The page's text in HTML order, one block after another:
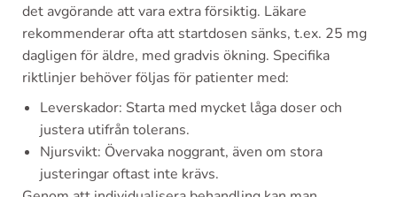
det avgörande att vara extra försiktig. Läkare
rekommenderar ofta att startdosen sänks, t.ex. 25 mg
dagligen för äldre, med gradvis ökning. Specifika
riktlinjer behöver följas för patienter med:
Leverskador: Starta med mycket låga doser och
justera utifrån tolerans.
Njursvikt: Övervaka noggrant, även om stora
justeringar oftast inte krävs.